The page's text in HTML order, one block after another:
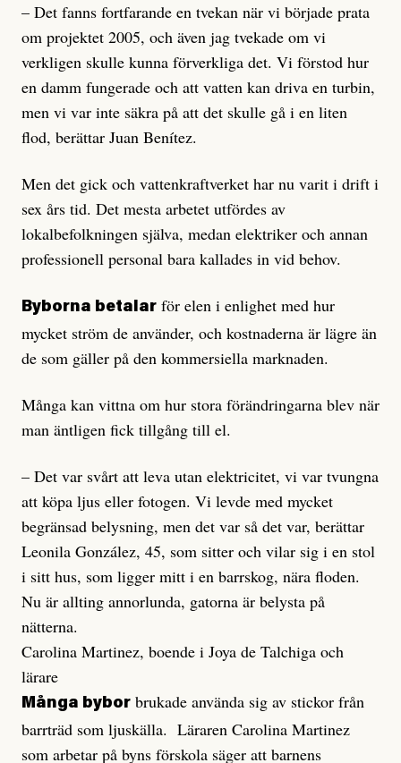
– Det fanns fortfarande en tvekan när vi började prata
om projektet 2005, och även jag tvekade om vi
verkligen skulle kunna förverkliga det. Vi förstod hur
en damm fungerade och att vatten kan driva en turbin,
men vi var inte säkra på att det skulle gå i en liten
flod, berättar Juan Benítez.
Men det gick och vattenkraftverket har nu varit i drift i
sex års tid. Det mesta arbetet utfördes av
lokalbefolkningen själva, medan elektriker och annan
professionell personal bara kallades in vid behov.
Byborna betalar för elen i enlighet med hur
mycket ström de använder, och kostnaderna är lägre än
de som gäller på den kommersiella marknaden.
Många kan vittna om hur stora förändringarna blev när
man äntligen fick tillgång till el.
– Det var svårt att leva utan elektricitet, vi var tvungna
att köpa ljus eller fotogen. Vi levde med mycket
begränsad belysning, men det var så det var, berättar
Leonila González, 45, som sitter och vilar sig i en stol
i sitt hus, som ligger mitt i en barrskog, nära floden.
Nu är allting annorlunda, gatorna är belysta på
nätterna.
Carolina Martinez, boende i Joya de Talchiga och
lärare
Många bybor brukade använda sig av stickor från
barrträd som ljuskälla. Läraren Carolina Martinez
som arbetar på byns förskola säger att barnens